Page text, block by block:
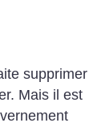
supprimer
Mais il est